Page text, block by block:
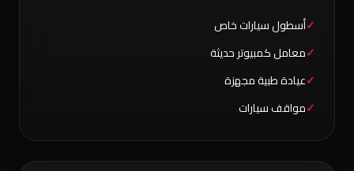
أسطول سيارات خاص
معامل كمبيوتر حديثة
عيادة طبية مجهزة
مواقف سيارات